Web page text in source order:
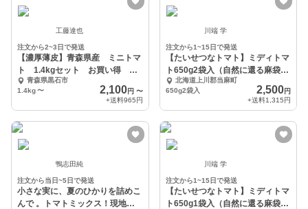
工藤達也
注文から2~3日で発送
【濃厚薄皮】青森県産 ミニトマ
ト 1.4kgセット お買い得 プ
チトマト
青森県黒石市
1.4kg〜 2,100円 〜
+送料965円
川端 学
注文から1~15日で発送
【たいせつなトマト】ミディトマ
ト650g2袋入（自然に還る麻袋入
り）北海道上川郡当麻町
650g2袋入
2,500円
+送料1,315円
鴨志田純
注文から当日~5日で発送
小さな実に、夏のひかりを詰めこ
んで 。トマトミックス！現地引
川端 学
注文から1~15日で発送
【たいせつなトマト】ミディトマ
ト650g1袋入（自然に還る麻袋入